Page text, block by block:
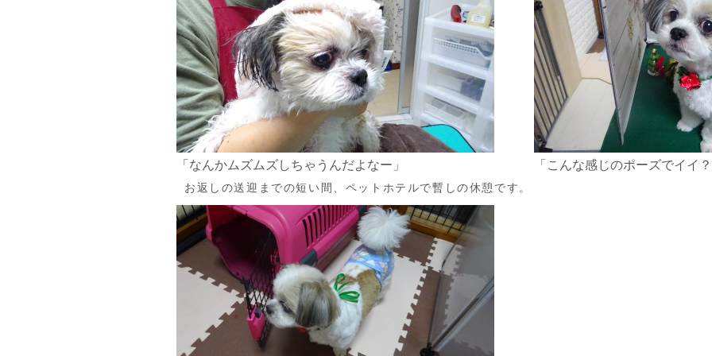
「なんかムズムズしちゃうんだよなー」 「こんな感じのポーズでイイ
お返しの送迎までの短い間、ペットホテルで暫しの休憩です。